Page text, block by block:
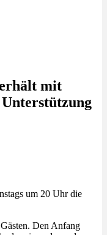
mit
um 20 Uhr die
Den Anfang